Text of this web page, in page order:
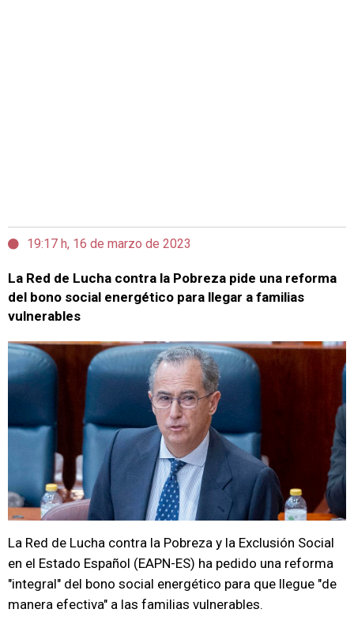
19:17 h, 16 de marzo de 2023
La Red de Lucha contra la Pobreza pide una reforma
del bono social energético para llegar a familias
vulnerables
La Red de Lucha contra la Pobreza y la Exclusión Social
en el Estado Español (EAPN-ES) ha pedido una reforma
"integral" del bono social energético para que llegue "de
manera efectiva" a las familias vulnerables.